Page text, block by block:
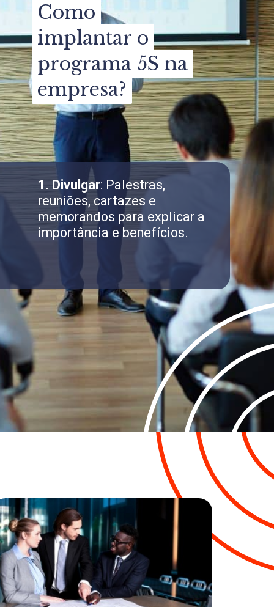
Como
implantar o
programa 5S na
empresa?
Como
implantar o
programa 5S na
empresa?
1. Divulgar: Palestras,
reuniões, cartazes e
memorandos para explicar a
importância e benefícios.